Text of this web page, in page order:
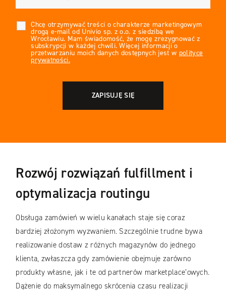
Chcę otrzymywać treści o charakterze marketingowym
drogą e-mail od Univio sp. z o.o. z siedzibą we
Wrocławiu. Mam świadomość, że mogę zrezygnować z
subskrypcji w każdej chwili. Więcej informacji o
przetwarzaniu moich danych dostępnych jest w polityce
prywatności.
Rozwój rozwiązań fulfillment i
optymalizacja routingu
Obsługa zamówień w wielu kanałach staje się coraz
bardziej złożonym wyzwaniem. Szczególnie trudne bywa
realizowanie dostaw z różnych magazynów do jednego
klienta, zwłaszcza gdy zamówienie obejmuje zarówno
produkty własne, jak i te od partnerów marketplace’owych.
Dążenie do maksymalnego skrócenia czasu realizacji